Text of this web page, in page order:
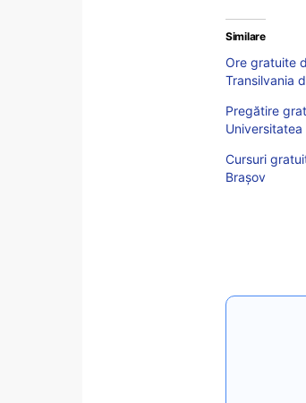
Similare
Ore gratuite
Transilvania
Pregătire
Cursuri
Brașov